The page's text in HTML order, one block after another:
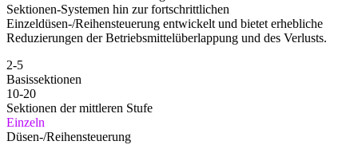
Sektionen-Systemen hin zur fortschrittlichen
Einzeldüsen-/Reihensteuerung entwickelt und bietet erhebliche
Reduzierungen der Betriebsmittelüberlappung und des Verlusts.
2-5
Basissektionen
10-20
Sektionen der mittleren Stufe
Einzeln
Düsen-/Reihensteuerung